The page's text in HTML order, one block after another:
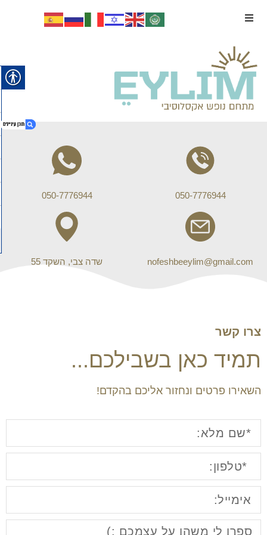
1. 050-7776944
4. שדה צבי, השקד 55
5. למידע נוסף השאירו פרטים:
050-7776944
050-7776944
nofeshbeeylim@gmail.com שדה צבי, השקד 55
צרו קשר
תמיד כאן בשבילכם...
השאירו פרטים ונחזור אליכם בהקדם!